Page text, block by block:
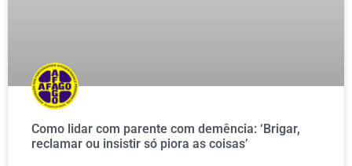
Como lidar com parente com demência: ‘Brigar,
reclamar ou insistir só piora as coisas’